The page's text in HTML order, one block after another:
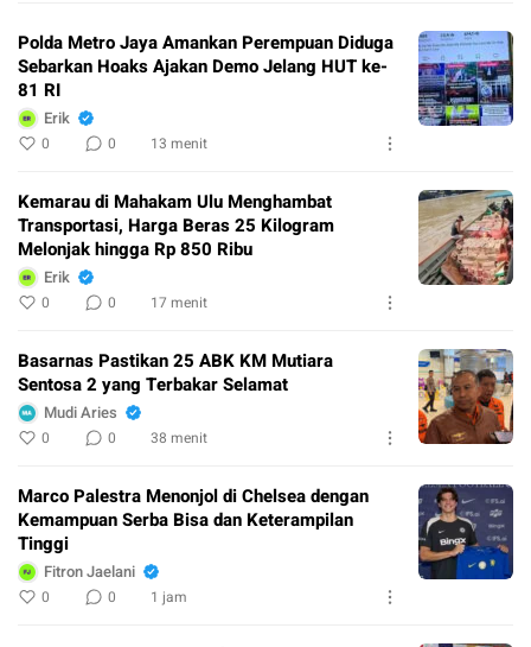
Polda Metro Jaya Amankan Perempuan Diduga
Sebarkan Hoaks Ajakan Demo Jelang HUT ke-
81 RI
Erik
0 0 13 menit
Kemarau di Mahakam Ulu Menghambat
Transportasi, Harga Beras 25 Kilogram
Melonjak hingga Rp 850 Ribu
Erik
0 0 17 menit
Basarnas Pastikan 25 ABK KM Mutiara
Sentosa 2 yang Terbakar Selamat
Mudi Aries
0 0 38 menit
Marco Palestra Menonjol di Chelsea dengan
Kemampuan Serba Bisa dan Keterampilan
Tinggi
Fitron Jaelani
0 0 1 jam